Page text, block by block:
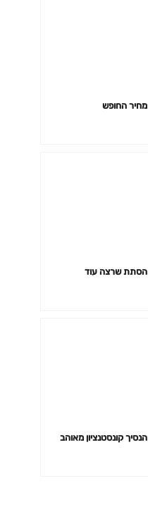
מחיר החופש
הסתת שרצה עוד
הנסיך קונסטנציון מאוהב